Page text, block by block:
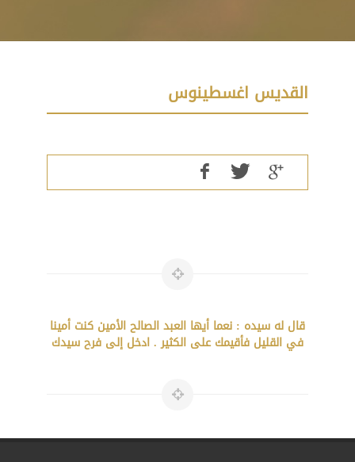
القديس اغسطينوس
قال له سيده : نعما أيها العبد الصالح الأمين كنت أمينا
في القليل فأقيمك على الكثير . ادخل إلى فرح سيدك